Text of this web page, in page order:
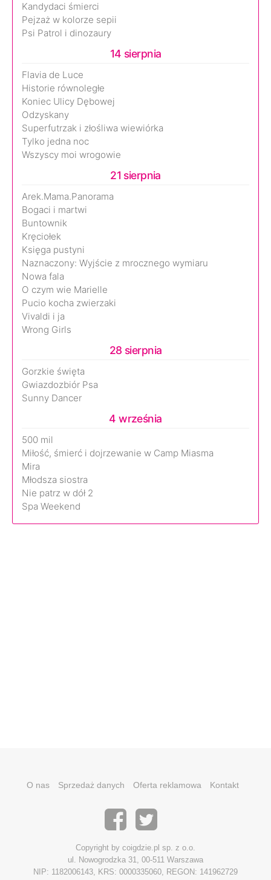
Kandydaci śmierci
Pejzaż w kolorze sepii
Psi Patrol i dinozaury
14 sierpnia
Flavia de Luce
Historie równoległe
Koniec Ulicy Dębowej
Odzyskany
Superfutrzak i złośliwa wiewiórka
Tylko jedna noc
Wszyscy moi wrogowie
21 sierpnia
Arek.Mama.Panorama
Bogaci i martwi
Buntownik
Kręciołek
Księga pustyni
Naznaczony: Wyjście z mrocznego wymiaru
Nowa fala
O czym wie Marielle
Pucio kocha zwierzaki
Vivaldi i ja
Wrong Girls
28 sierpnia
Gorzkie święta
Gwiazdozbiór Psa
Sunny Dancer
4 września
500 mil
Miłość, śmierć i dojrzewanie w Camp Miasma
Mira
Młodsza siostra
Nie patrz w dół 2
Spa Weekend
O nas Sprzedaż danych Oferta reklamowa Kontakt
Copyright by coigdzie.pl sp. z o.o.
ul. Nowogrodzka 31, 00-511 Warszawa
NIP: 1182006143, KRS: 0000335060, REGON: 141962729